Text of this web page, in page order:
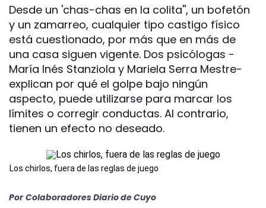
Desde un 'chas-chas en la colita'', un bofetón
y un zamarreo, cualquier tipo castigo físico
está cuestionado, por más que en más de
una casa siguen vigente. Dos psicólogas -
María Inés Stanziola y Mariela Serra Mestre-
explican por qué el golpe bajo ningún
aspecto, puede utilizarse para marcar los
límites o corregir conductas. Al contrario,
tienen un efecto no deseado.
Los chirlos, fuera de las reglas de juego
Por Colaboradores Diario de Cuyo